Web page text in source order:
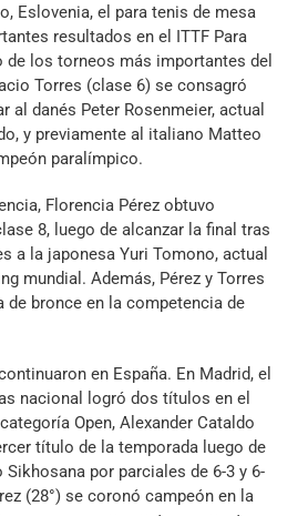
Eslovenia, el para tenis de mesa
resultados en el ITTF Para
de los torneos más importantes del
Torres (clase 6) se consagró
al danés Peter Rosenmeier, actual
y previamente al italiano Matteo
paralímpico.
Florencia Pérez obtuvo
8, luego de alcanzar la final tras
a la japonesa Yuri Tomono, actual
mundial. Además, Pérez y Torres
de bronce en la competencia de
en España. En Madrid, el
nacional logró dos títulos en el
Open, Alexander Cataldo
título de la temporada luego de
por parciales de 6-3 y 6-
(28°) se coronó campeón en la